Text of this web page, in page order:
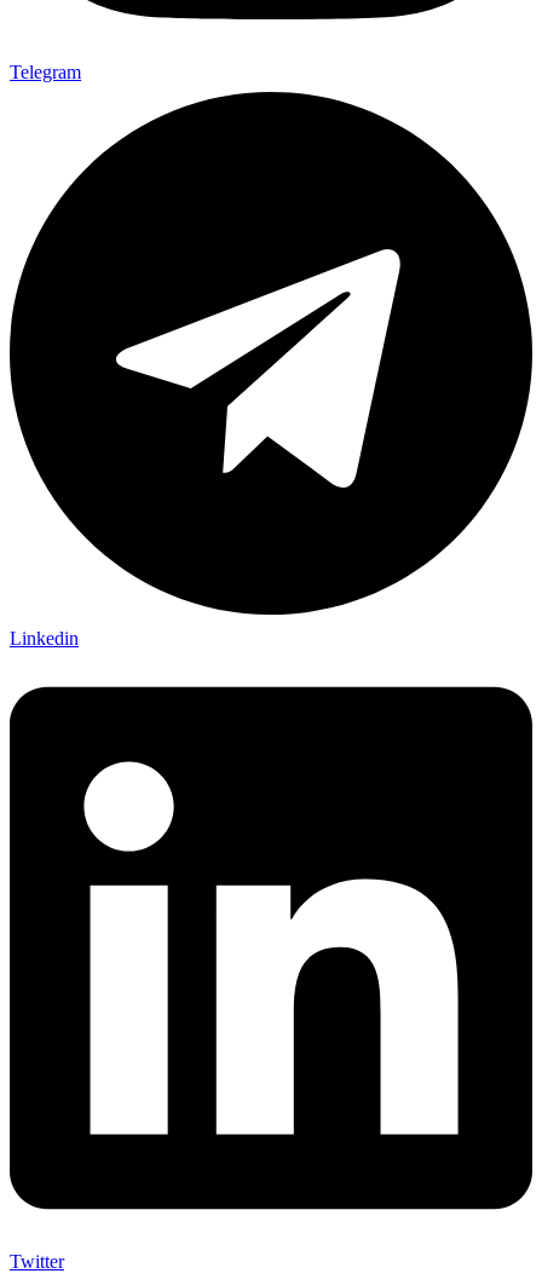
Telegram
Linkedin
Twitter